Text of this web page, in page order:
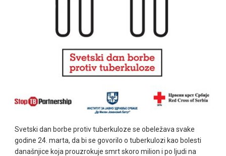
Svetski dan borbe protiv tuberkuloze se obeležava svake
godine 24. marta, da bi se govorilo o tuberkulozi kao bolesti
današnjice koja prouzrokuje smrt skoro milion i po ljudi na